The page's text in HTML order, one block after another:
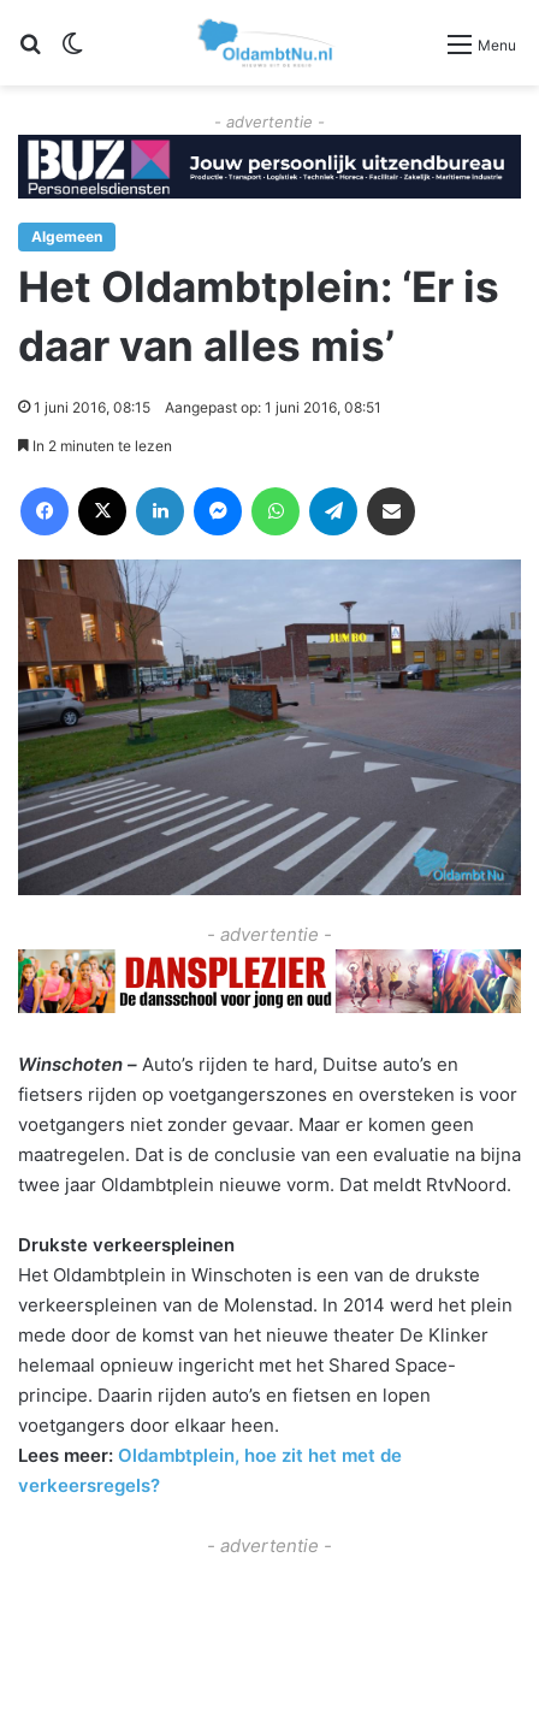
Zoeken Menu
- advertentie -
Algemeen
Het Oldambtplein: ‘Er is
daar van alles mis’
1 juni 2016, 08:15 Aangepast op: 1 juni 2016, 08:51
In 2 minuten te lezen
- advertentie -
Winschoten – Auto’s rijden te hard, Duitse auto’s en
fietsers rijden op voetgangerszones en oversteken is voor
voetgangers niet zonder gevaar. Maar er komen geen
maatregelen. Dat is de conclusie van een evaluatie na bijna
twee jaar Oldambtplein nieuwe vorm. Dat meldt RtvNoord.
Drukste verkeerspleinen
Het Oldambtplein in Winschoten is een van de drukste
verkeerspleinen van de Molenstad. In 2014 werd het plein
mede door de komst van het nieuwe theater De Klinker
helemaal opnieuw ingericht met het Shared Space-
principe. Daarin rijden auto’s en fietsen en lopen
voetgangers door elkaar heen.
Lees meer: Oldambtplein, hoe zit het met de
verkeersregels?
- advertentie -